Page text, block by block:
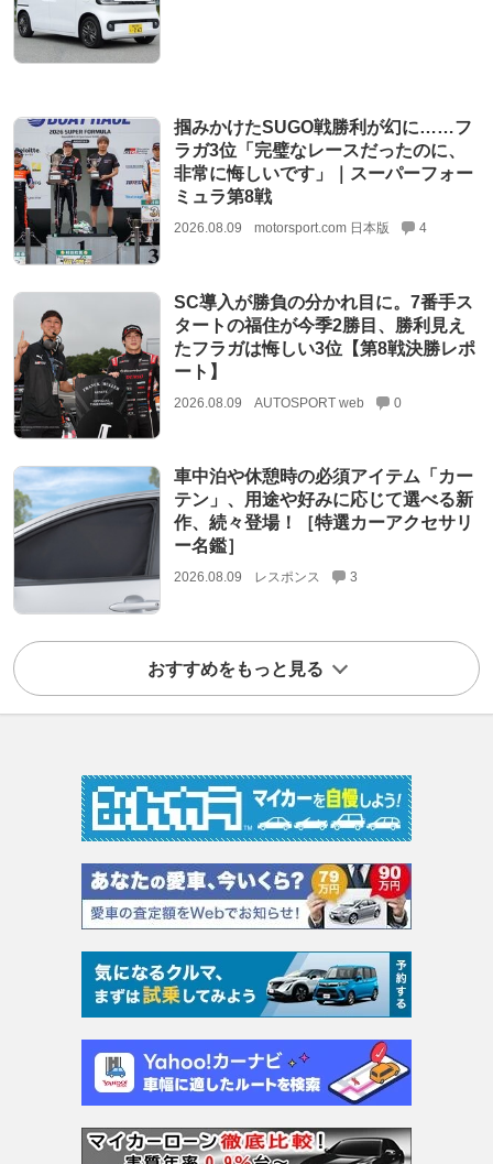
掴みかけたSUGO戦勝利が幻に……フ
ラガ3位「完璧なレースだったのに、
非常に悔しいです」｜スーパーフォー
ミュラ第8戦
2026.08.09 motorsport.com 日本版 4
SC導入が勝負の分かれ目に。7番手ス
タートの福住が今季2勝目、勝利見え
たフラガは悔しい3位【第8戦決勝レポ
ート】
2026.08.09 AUTOSPORT web 0
車中泊や休憩時の必須アイテム「カー
テン」、用途や好みに応じて選べる新
作、続々登場！［特選カーアクセサリ
ー名鑑］
2026.08.09 レスポンス 3
おすすめをもっと見る